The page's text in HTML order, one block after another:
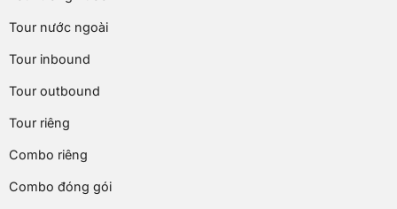
Tour nước ngoài
Tour inbound
Tour outbound
Tour riêng
Combo riêng
Combo đóng gói